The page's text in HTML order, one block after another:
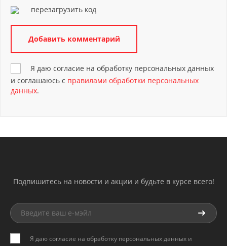
перезагрузить код
Я даю согласие на обработку персональных данных
и соглашаюсь с правилами обработки персональных
данных.
Подпишитесь на новости и акции и будьте в курсе всего!
Я даю согласие на обработку персональных данных и